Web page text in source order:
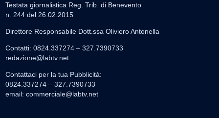
Testata giornalistica Reg. Trib. di Benevento
n. 244 del 26.02.2015
Direttore Responsabile Dott.ssa Oliviero Antonella
Contatti: 0824.337274 – 327.7390733
redazione@labtv.net
Contattaci per la tua Pubblicità:
0824.337274 – 327.7390733
email: commerciale@labtv.net